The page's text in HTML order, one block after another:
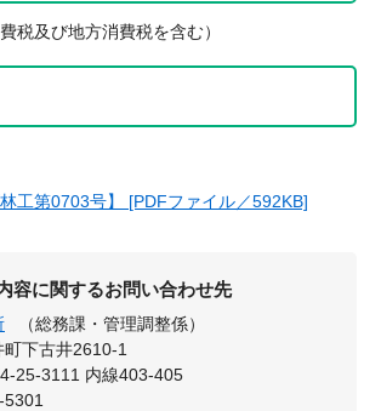
税及び地方消費税を含む）
工第0703号】 [PDFファイル／592KB]
容に関するお問い合わせ先
（総務課・管理調整係）
下古井2610-1
25-3111 内線403-405